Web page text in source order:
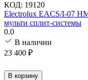
КОД: 19120
Electrolux EACS/I-07
мульти сплит-системы
0.0
В наличии
23 400 ₽
В корзину